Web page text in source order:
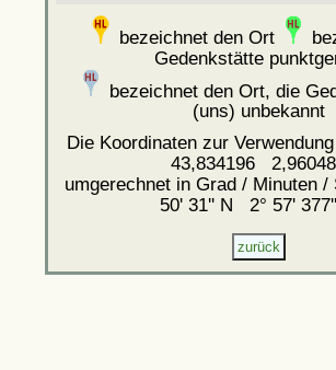
bezeichnet den Ort
Gedenkstätte
bezeichnet den Ort, die
(uns) unbekannt
Die Koordinaten zur
43,834196
umgerechnet in Grad / Minuten /
50' 31'' N 2° 57'